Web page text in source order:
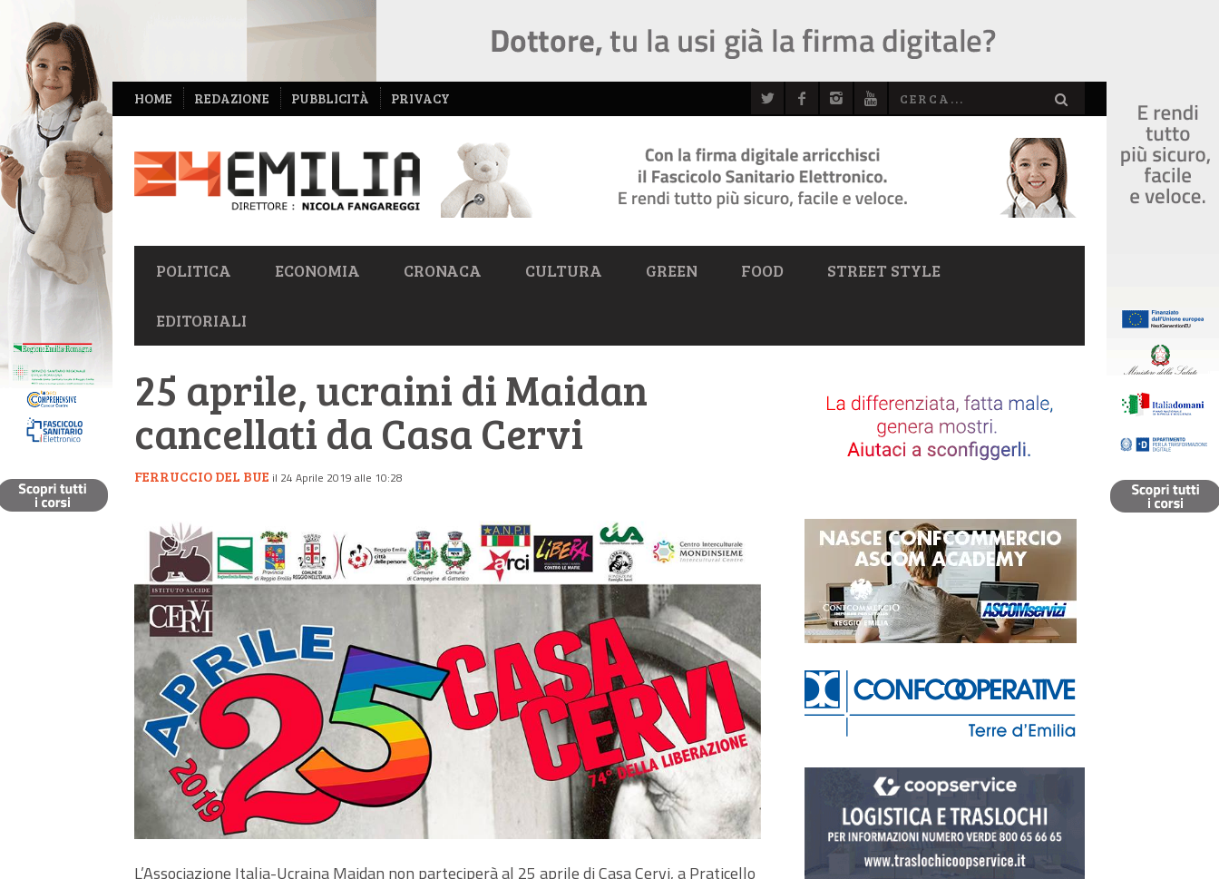
NAVIGAZIONE
SECONDARIA
HOME REDAZIONE PUBBLICITÀ PRIVACY
NAVIGAZIONE
PRIMARIA
POLITICA ECONOMIA CRONACA CULTURA GREEN FOOD STREET STYLE
EDITORIALI
25 aprile, ucraini di Maidan
cancellati da Casa Cervi
FERRUCCIO DEL BUE il 24 Aprile 2019 alle 10:28
L’Associazione Italia-Ucraina Maidan non parteciperà al 25 aprile di Casa Cervi, a Praticello